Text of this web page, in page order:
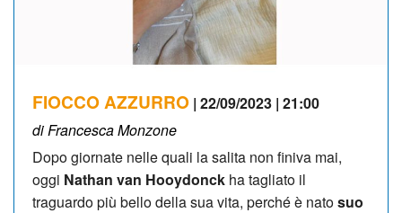
FIOCCO AZZURRO | 22/09/2023 | 21:00
di Francesca Monzone
Dopo giornate nelle quali la salita non finiva mai,
oggi Nathan van Hooydonck ha tagliato il
traguardo più bello della sua vita, perché è natosuo